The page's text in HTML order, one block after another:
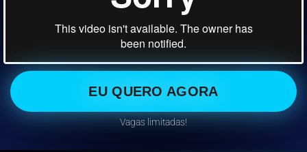
EU QUERO AGORA
Vagas limitadas!